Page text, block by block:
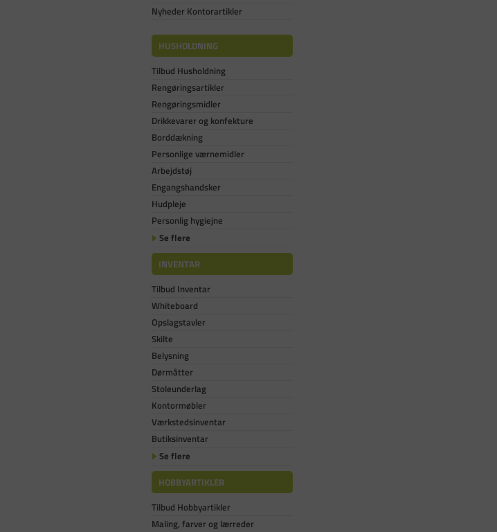
Nyheder Kontorartikler
HUSHOLDNING
Tilbud Husholdning
Rengøringsartikler
Rengøringsmidler
Drikkevarer og konfekture
Borddækning
Personlige værnemidler
Arbejdstøj
Engangshandsker
Hudpleje
Personlig hygiejne
Se flere
INVENTAR
Tilbud Inventar
Whiteboard
Opslagstavler
Skilte
Belysning
Dørmåtter
Stoleunderlag
Kontormøbler
Værkstedsinventar
Butiksinventar
Se flere
HOBBYARTIKLER
Tilbud Hobbyartikler
Maling, farver og lærreder